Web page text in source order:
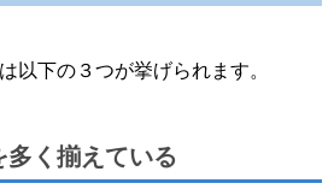
以下の３つが挙げられます。
く揃えている